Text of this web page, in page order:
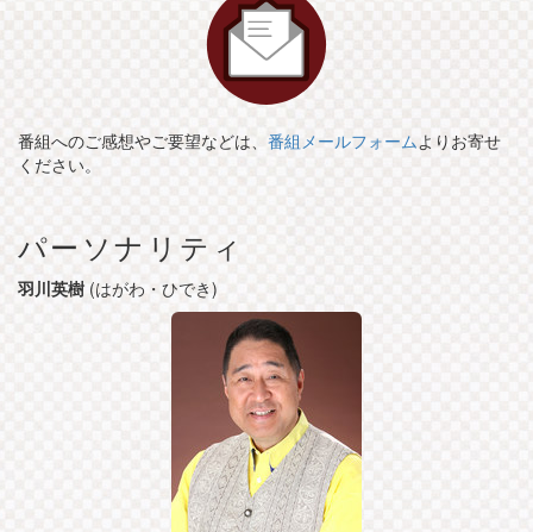
番組へのご感想やご要望などは、 番組メールフォームよりお寄せ
ください。
パーソナリティ
羽川英樹 (はがわ・ひでき)